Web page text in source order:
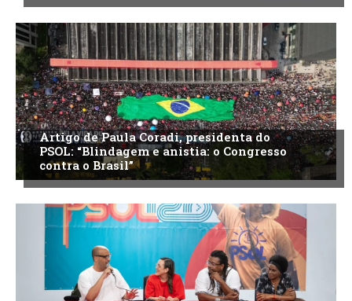
Artigo de Paula Coradi, presidenta do
PSOL: “Blindagem e anistia: o Congresso
contra o Brasil”